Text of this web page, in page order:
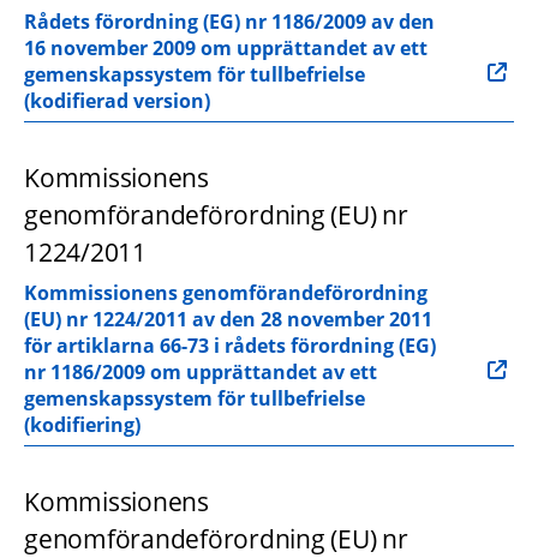
Rådets förordning (EG) nr 1186/2009 av den
16 november 2009 om upprättandet av ett
gemenskapssystem för tullbefrielse
(kodifierad version)
Kommissionens
genomförandeförordning (EU) nr
1224/2011
Kommissionens genomförandeförordning
(EU) nr 1224/2011 av den 28 november 2011
för artiklarna 66-73 i rådets förordning (EG)
nr 1186/2009 om upprättandet av ett
gemenskapssystem för tullbefrielse
(kodifiering)
Kommissionens
genomförandeförordning (EU) nr